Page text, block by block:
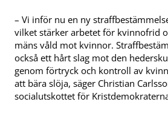
– Vi inför nu en ny
vilket stärker arbetet för kvinnofrid
mäns våld mot kvinnor.
också ett hårt slag mot den
genom förtryck och kontroll av
att bära slöja, säger Christian
socialutskottet för